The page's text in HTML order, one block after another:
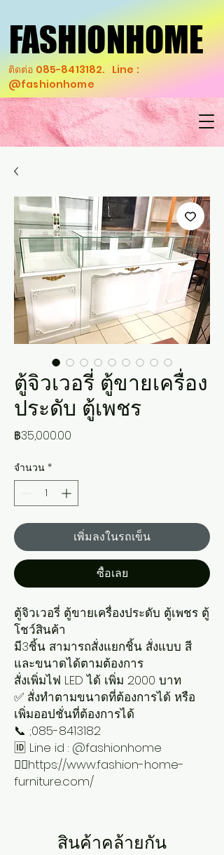
FASHIONHOME
FASHIONHOME
ติดต่อ 085-8413182. Line :
@fashionhome
ตู้จิวเวอรี่ ตู้ขายเครื่อง
ประดับ ตู้เพชร
฿35,000.00
จำนวน *
เพิ่มลงในรถเข็น
ซื้อเลย
ตู้จิวเวอรี่ ตู้ขายเครื่องประดับ ตู้เพชร ตู้
โชว์สินค้า
มี3ชิ้น สามารถสั่งแยกชิ้น สั่งแบบ สี
และขนาดได้ตามต้องการ
สั่งเพิ่มไฟ LED ได้ เพิ่ม 2000 บาท
✅ สั่งทำตามขนาดที่ต้องการได้ หรือ
เพิ่มออปชั่นที่ต้องการได้
📞 ;085-8413182
🆔 Line id : @fashionhome
👉🏻https://www.fashion-home-
furniture.com/
สินค้าคล้ายกัน